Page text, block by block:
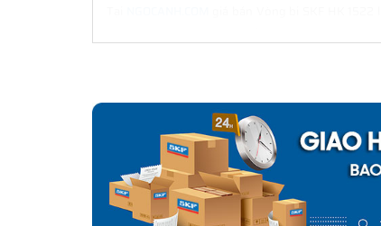
giá bán Vòng bi SKF HK
CHẾ ĐỘ BẢO HÀNH VÒNG BI SKF HK
Tất cả các sản phẩm SKF chính hãng doSKF
bảo hành của nhà sản xuất.
CÁCH NHẬN BIẾT VÀ PHÂN BIỆT VÒNG